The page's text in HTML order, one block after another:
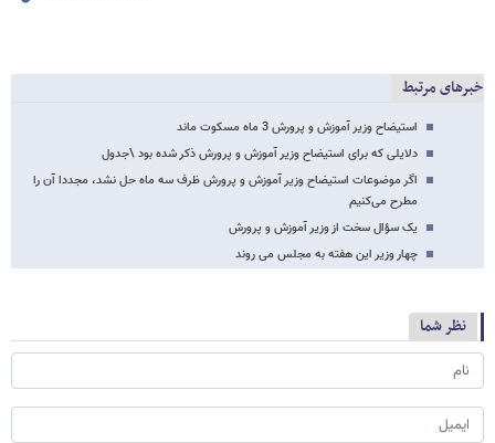
خبرهای مرتبط
استیضاح وزیر آموزش و پرورش 3 ماه مسکوت ماند
دلایلی که برای استیضاح وزیر آموزش و پرورش ذکر شده بود \جدول
اگر موضوعات استیضاح وزیر آموزش و پرورش ظرف سه ماه حل نشد، مجددا آن را
مطرح می‌کنیم
یک سؤال سخت از وزیر آموزش و پرورش
چهار وزیر این هفته به مجلس می روند
نظر شما